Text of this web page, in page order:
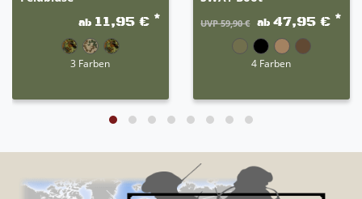
ab 11,95 € *
3 Farben
UVP 59,90 € ab 47,95 € *
4 Farben